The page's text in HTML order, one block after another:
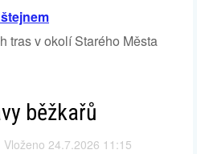
tras v okolí Starého Města
běžkařů
Vloženo 24.7.2026 11:15